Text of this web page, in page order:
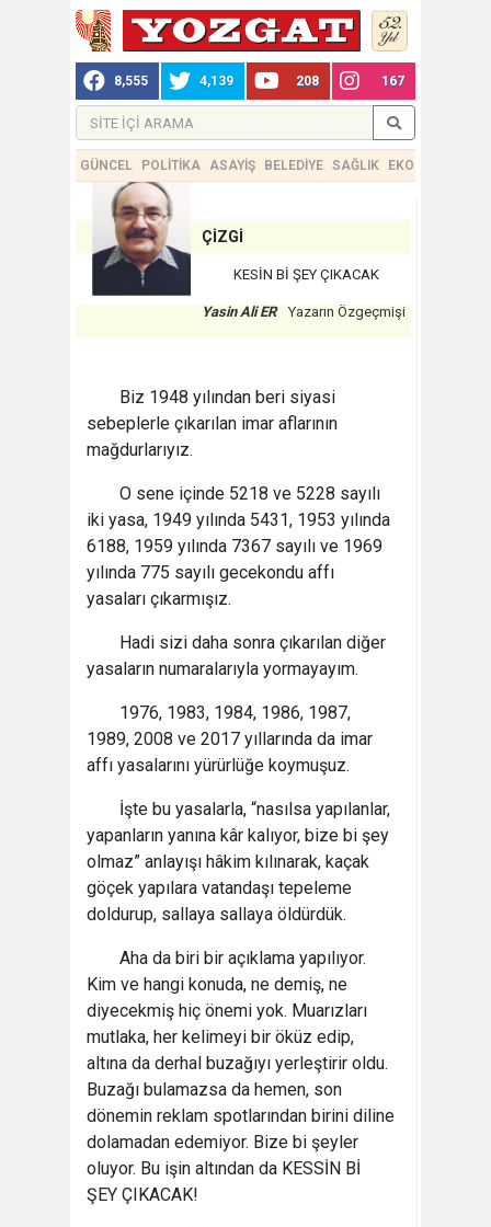
8,555 4,139 208 167
GÜNCEL POLİTİKA ASAYİŞ BELEDİYE SAĞLIK EKONOMİ
ÇİZGİ
KESİN Bİ ŞEY ÇIKACAK
Yasin Ali ER Yazarın Özgeçmişi
Biz 1948 yılından beri siyasi
sebeplerle çıkarılan imar aflarının
mağdurlarıyız.
O sene içinde 5218 ve 5228 sayılı
iki yasa, 1949 yılında 5431, 1953 yılında
6188, 1959 yılında 7367 sayılı ve 1969
yılında 775 sayılı gecekondu affı
yasaları çıkarmışız.
Hadi sizi daha sonra çıkarılan diğer
yasaların numaralarıyla yormayayım.
1976, 1983, 1984, 1986, 1987,
1989, 2008 ve 2017 yıllarında da imar
affı yasalarını yürürlüğe koymuşuz.
İşte bu yasalarla, “nasılsa yapılanlar,
yapanların yanına kâr kalıyor, bize bi şey
olmaz” anlayışı hâkim kılınarak, kaçak
göçek yapılara vatandaşı tepeleme
doldurup, sallaya sallaya öldürdük.
Aha da biri bir açıklama yapılıyor.
Kim ve hangi konuda, ne demiş, ne
diyecekmiş hiç önemi yok. Muarızları
mutlaka, her kelimeyi bir öküz edip,
altına da derhal buzağıyı yerleştirir oldu.
Buzağı bulamazsa da hemen, son
dönemin reklam spotlarından birini diline
dolamadan edemiyor. Bize bi şeyler
oluyor. Bu işin altından da KESSİN Bİ
ŞEY ÇIKACAK!